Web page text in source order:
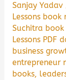
Sanjay Yadav
Lessons book
Suchitra
Lessons PDF
business
entrepreneur
books,